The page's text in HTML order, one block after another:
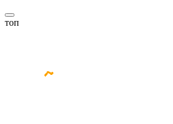
топ